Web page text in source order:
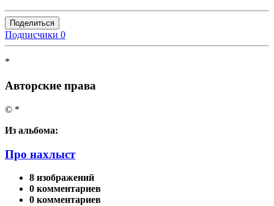
Поделиться
Подписчики 0
*
Авторские права
© *
Из альбома:
Про нахлыст
8 изображений
0 комментариев
0 комментариев